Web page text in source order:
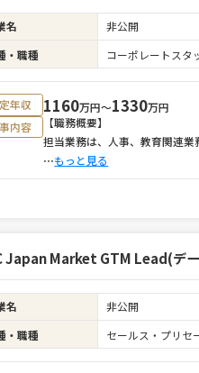
名 非公開
・職種
コーポレートスタ
年収 1160万円〜1330万円
内容
【職務概要】
担当業務は、人事、教育関連業
⋯もっと見る
Japan Market GTM Lead(デ
名 非公開
・職種
セールス・プリセ